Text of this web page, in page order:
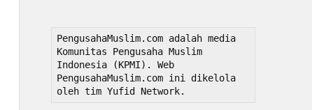
PengusahaMuslim.com adalah media
Komunitas Pengusaha Muslim
Indonesia (KPMI). Web
PengusahaMuslim.com ini dikelola
oleh tim Yufid Network.